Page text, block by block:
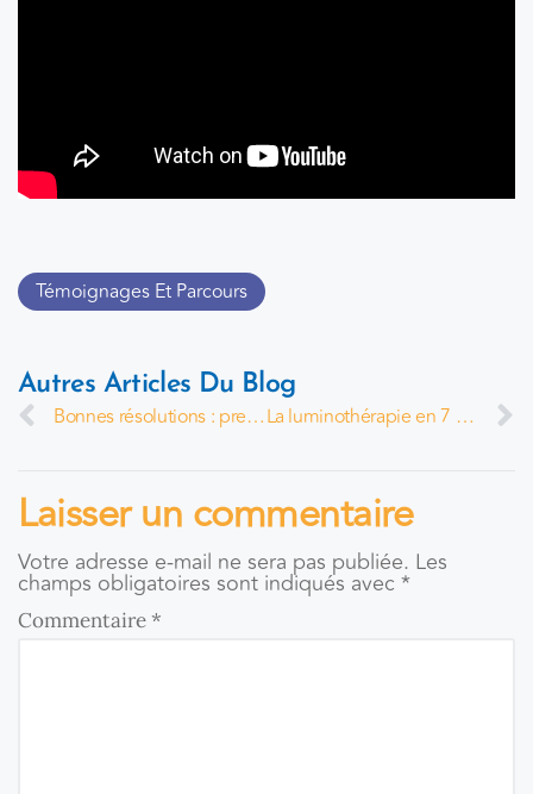
Témoignages Et Parcours
Autres Articles Du Blog
Bonnes résolutions : prenez votre vie en main !
La luminothérapie en 7 questions
Laisser un commentaire
Votre adresse e-mail ne sera pas publiée. Les
champs obligatoires sont indiqués avec *
Commentaire*